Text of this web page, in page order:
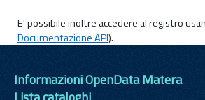
E' possibile inoltre accedere al registro
Documentazione API).
Informazioni OpenData Matera